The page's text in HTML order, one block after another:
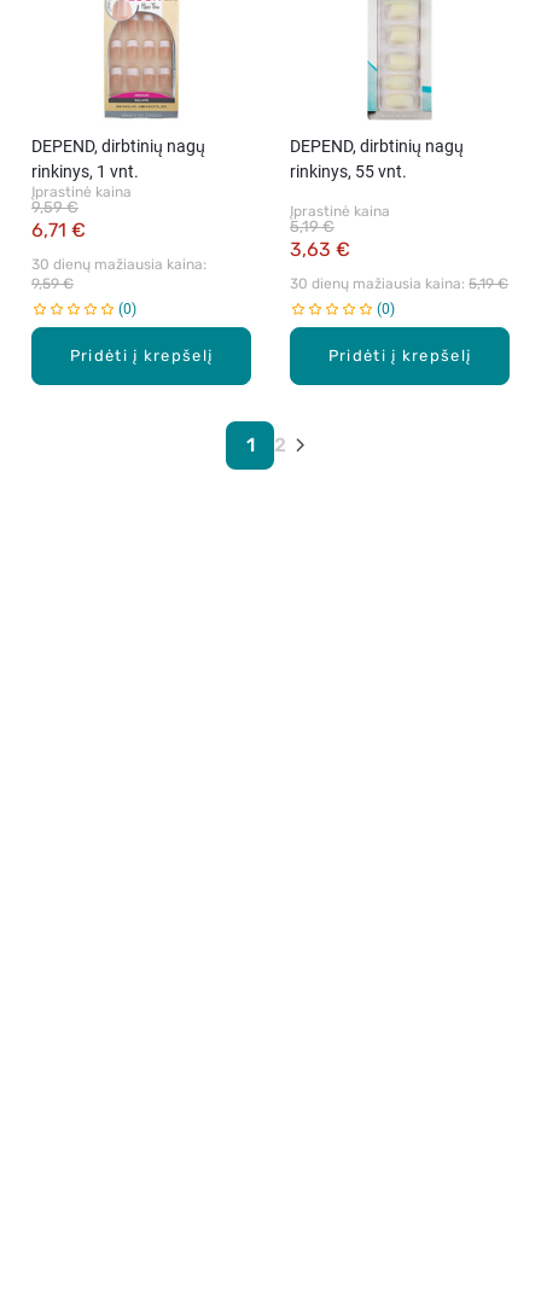
Pridėti į krepšelį
DEPEND, dirbtinių nagų
rinkinys, 1 vnt.
Įprastinė kaina
6,71 €
9,59 €
30 dienų mažiausia kaina:
9,59 €
0
Pridėti į krepšelį
DEPEND, dirbtinių nagų
rinkinys, 55 vnt.
Įprastinė kaina
3,63 €
5,19 €
30 dienų mažiausia kaina: 5,19 €
0
1 2